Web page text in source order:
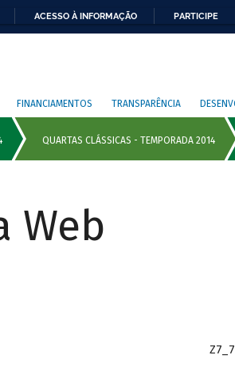
ACESSO À INFORMAÇÃO PARTICIPE
FINANCIAMENTOS TRANSPARÊNCIA
Web